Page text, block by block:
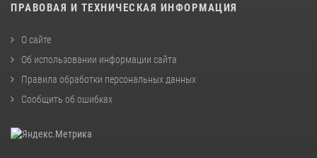
ПРАВОВАЯ И ТЕХНИЧЕСКАЯ ИНФОРМАЦИЯ
О сайте
Об использовании информации сайта
Правила обработки персональных данных
Сообщить об ошибках